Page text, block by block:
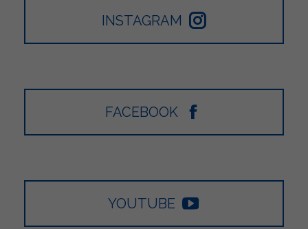
INSTAGRAM
FACEBOOK
YOUTUBE